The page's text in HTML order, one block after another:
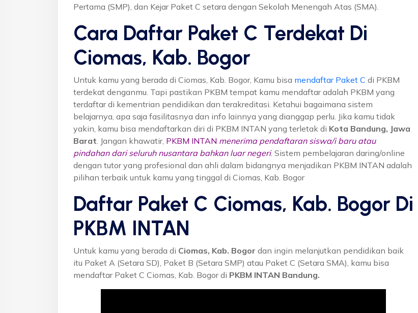
Pertama (SMP), dan Kejar Paket C setara dengan Sekolah Menengah Atas (SMA).
Cara Daftar Paket C Terdekat Di
Ciomas, Kab. Bogor
Untuk kamu yang berada di Ciomas, Kab. Bogor, Kamu bisa mendaftar Paket C di PKBM
terdekat denganmu. Tapi pastikan PKBM tempat kamu mendaftar adalah PKBM yang
terdaftar di kementrian pendidikan dan terakreditasi. Ketahui bagaimana sistem
belajarnya, apa saja fasilitasnya dan info lainnya yang dianggap perlu. Jika kamu tidak
yakin, kamu bisa mendaftarkan diri di PKBM INTAN yang terletak di Kota Bandung, Jawa
Barat . Jangan khawatir, PKBM INTAN menerima pendaftaran siswa/i baru atau
pindahan dari seluruh nusantara bahkan luar negeri. Sistem pembelajaran daring/online
dengan tutor yang profesional dan ahli dalam bidangnya menjadikan PKBM INTAN adalah
pilihan terbaik untuk kamu yang tinggal di Ciomas, Kab. Bogor
Daftar Paket C Ciomas, Kab. Bogor Di
PKBM INTAN
Untuk kamu yang berada di Ciomas, Kab. Bogor dan ingin melanjutkan pendidikan baik
itu Paket A (Setara SD), Paket B (Setara SMP) atau Paket C (Setara SMA), kamu bisa
mendaftar Paket C Ciomas, Kab. Bogor di PKBM INTAN Bandung.